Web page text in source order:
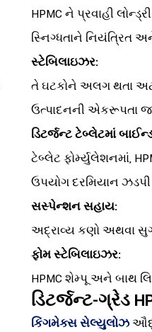
HPMC ને પ્રવાહી
સ્નિગ્ધતાને નિયંત્રિત
સ્ટેબિલાઇઝર:
તે ઘટકોને અલગ થતા
ઉત્પાદનની એકરૂપતા
ડિટર્જન્ટ ટેબ્લેટમાં
ટેબ્લેટ ફોર્મ્યુલેશનમાં,
ઉપયોગ દરમિયાન
સસ્પેન્શન સહાય:
અદ્રાવ્ય કણો અથવા
ફોમ સ્ટેબિલાઇઝર:
HPMC શેમ્પૂ અને બાથ
ડિટર્જન્ટ-ગ્રેડ
કિંગમેક્સ સેલ્યુલોઝ